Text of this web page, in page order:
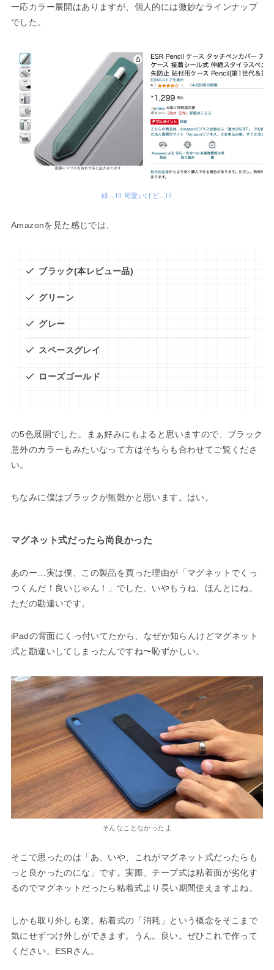
一応カラー展開はありますが、個人的には微妙なラインナップ
でした。
緑…!!! 可愛いけど…!!!
Amazonを見た感じでは、
ブラック(本レビュー品)
グリーン
グレー
スペースグレイ
ローズゴールド
の5色展開でした。まぁ好みにもよると思いますので、ブラック
意外のカラーもみたいなって方はそちらも合わせてご覧くださ
い。
ちなみに僕はブラックが無難かと思います。はい。
マグネット式だったら尚良かった
あのー…実は僕、この製品を買った理由が「マグネットでくっ
つくんだ！良いじゃん！」でした。いやもうね、ほんとにね。
ただの勘違いです。
iPadの背面にくっ付いてたから、なぜか知らんけどマグネット
式と勘違いしてしまったんですね〜恥ずかしい。
そんなことなかったよ
そこで思ったのは「あ、いや、これがマグネット式だったらも
っと良かったのにな」です。実際、テープ式は粘着面が劣化す
るのでマグネットだったら粘着式より長い期間使えますよね。
しかも取り外しも楽。粘着式の「消耗」という概念をそこまで
気にせずつけ外しができます。うん。良い。ぜひこれで作って
ください。ESRさん。